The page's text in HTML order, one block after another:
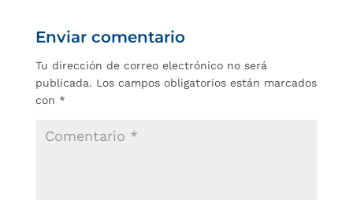
Enviar comentario
Tu dirección de correo electrónico no será
publicada. Los campos obligatorios están marcados
con *